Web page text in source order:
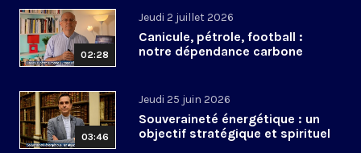
02:28
Jeudi 2 juillet 2026
Canicule, pétrole, football :
notre dépendance carbone
03:46
Jeudi 25 juin 2026
Souveraineté énergétique : un
objectif stratégique et spirituel